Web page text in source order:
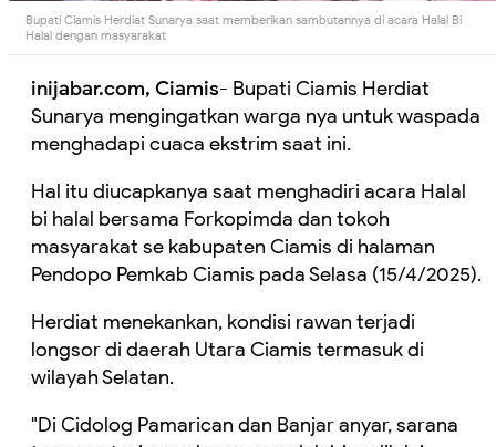
Bupati Ciamis Herdiat Sunarya saat memberikan sambutannya di acara Halal Bi
Halal dengan masyarakat
inijabar.com, Ciamis- Bupati Ciamis Herdiat
Sunarya mengingatkan warga nya untuk waspada
menghadapi cuaca ekstrim saat ini.
Hal itu diucapkanya saat menghadiri acara Halal
bi halal bersama Forkopimda dan tokoh
masyarakat se kabupaten Ciamis di halaman
Pendopo Pemkab Ciamis pada Selasa (15/4/2025).
Herdiat menekankan, kondisi rawan terjadi
longsor di daerah Utara Ciamis termasuk di
wilayah Selatan.
"Di Cidolog Pamarican dan Banjar anyar, sarana